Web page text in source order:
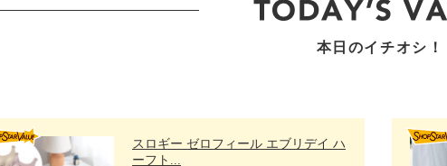
本日のイチオシ！
スロギー ゼロフィール エブリデイ ハ
ーフト...